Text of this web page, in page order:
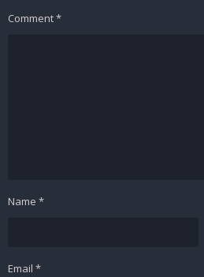
Comment*
Name *
Email *